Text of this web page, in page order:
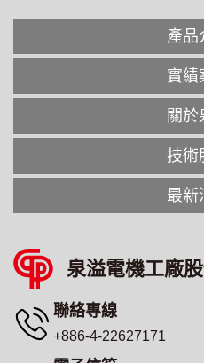
產品
實績
關於
技術
最新
泉溢電機工廠
聯絡專線
+886-4-22627171